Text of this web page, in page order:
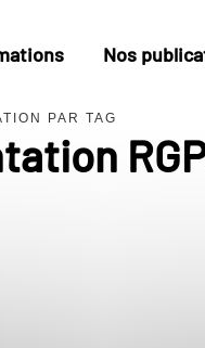
Nos
PAR TAG